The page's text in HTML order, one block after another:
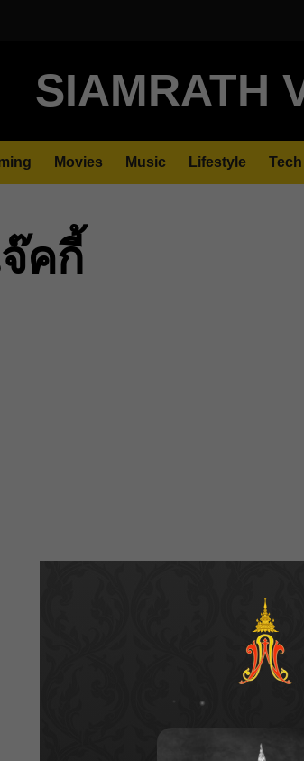
SIAMRATH
Movies Music Lifestyle
คกี้